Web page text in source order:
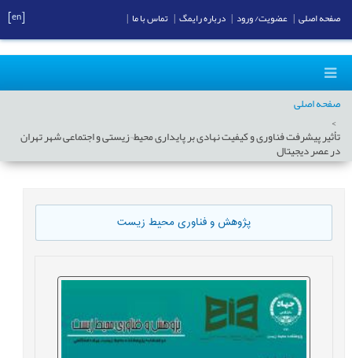
صفحه اصلی
تأثیر پیشرفت فناوری و کیفیت نهادی بر پایداری محیط¬زیستی و اجتماعی شهر تهران
در عصر دیجیتال
پژوهش و فناوری محیط زیست
صفحه اصلی عضویت/ ورود درباره رایمگ تماس با ما